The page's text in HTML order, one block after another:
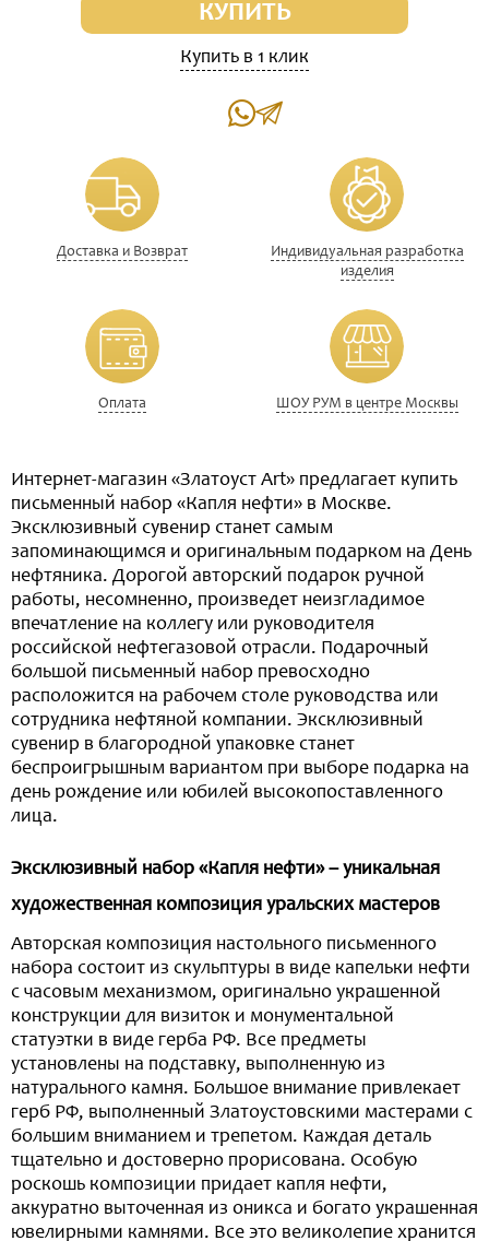
КУПИТЬ
Купить в 1 клик
Доставка и Возврат
Индивидуальная разработка
изделия
Оплата ШОУ РУМ в центре Москвы
Интернет-магазин «Златоуст Art» предлагает купить
письменный набор «Капля нефти» в Москве.
Эксклюзивный сувенир станет самым
запоминающимся и оригинальным подарком на День
нефтяника. Дорогой авторский подарок ручной
работы, несомненно, произведет неизгладимое
впечатление на коллегу или руководителя
российской нефтегазовой отрасли. Подарочный
большой письменный набор превосходно
расположится на рабочем столе руководства или
сотрудника нефтяной компании. Эксклюзивный
сувенир в благородной упаковке станет
беспроигрышным вариантом при выборе подарка на
день рождение или юбилей высокопоставленного
лица.
Эксклюзивный набор «Капля нефти» – уникальная
художественная композиция уральских мастеров
Авторская композиция настольного письменного
набора состоит из скульптуры в виде капельки нефти
с часовым механизмом, оригинально украшенной
конструкции для визиток и монументальной
статуэтки в виде герба РФ. Все предметы
установлены на подставку, выполненную из
натурального камня. Большое внимание привлекает
герб РФ, выполненный Златоустовскими мастерами с
большим вниманием и трепетом. Каждая деталь
тщательно и достоверно прорисована. Особую
роскошь композиции придает капля нефти,
аккуратно выточенная из оникса и богато украшенная
ювелирными камнями. Все это великолепие хранится